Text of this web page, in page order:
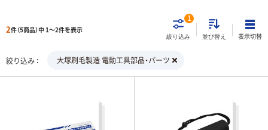
2件（5商品）中 1～2件を表示
絞り込み
1
並び替え 表示切替
絞り込み 大塚刷毛製造 電動工具部品・パーツ